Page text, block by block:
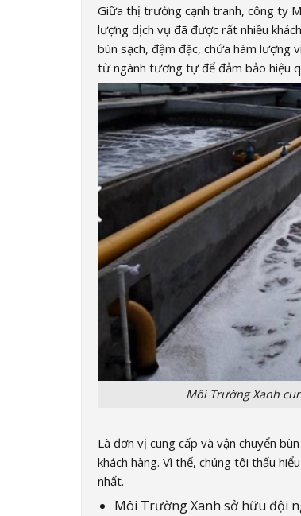
Giữa thị trường cạnh tranh, công ty
lượng dịch vụ đã được rất nhiều
bùn sạch, đậm đặc, chứa hàm lượng
từ ngành tương tự để đảm bảo hiệu
Môi Trường Xanh c
Là đơn vị cung cấp và vận chuyển
khách hàng. Vì thế, chúng tôi thấu
nhất.
Môi Trường Xanh sở hữu đội